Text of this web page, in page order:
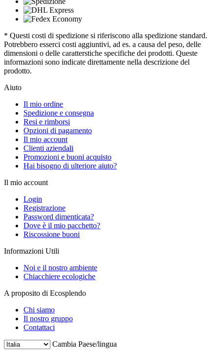
* Questi costi di spedizione si riferiscono alla spedizione standard.
Potrebbero esserci costi aggiuntivi, ad es. a causa del peso, delle
dimensioni o delle caratterstiche specifiche dei prodotti. Queste
informazioni sono indicate direttamente nella descrizione del
prodotto.
Aiuto
Il mio ordine
Spedizione e consegna
Resi e rimborsi
Opzioni di pagamento
Il mio account
Clienti aziendali
Promozioni e buoni acquisto
Hai bisogno di ulteriore aiuto?
Il mio account
Login
Registrazione
Password dimenticata?
Dove è il mio pacchetto?
Riscossione buoni
Informazioni Utili
Noi e il nostro ambiente
Chiacchiere ecologiche
A proposito di Ecosplendo
Chi siamo
Il nostro gruppo
Contattaci
Cambia Paese/lingua